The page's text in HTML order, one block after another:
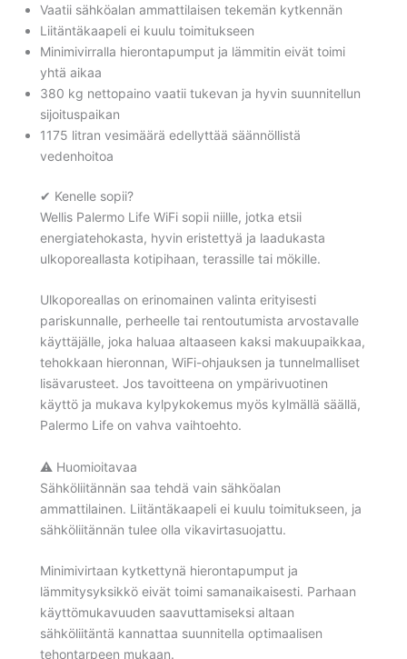
Vaatii sähköalan ammattilaisen tekemän kytkennän
Liitäntäkaapeli ei kuulu toimitukseen
Minimivirralla hierontapumput ja lämmitin eivät toimi
yhtä aikaa
380 kg nettopaino vaatii tukevan ja hyvin suunnitellun
sijoituspaikan
1175 litran vesimäärä edellyttää säännöllistä
vedenhoitoa
✔ Kenelle sopii?
Wellis Palermo Life WiFi sopii niille, jotka etsii
energiatehokasta, hyvin eristettyä ja laadukasta
ulkoporeallasta kotipihaan, terassille tai mökille.
Ulkoporeallas on erinomainen valinta erityisesti
pariskunnalle, perheelle tai rentoutumista arvostavalle
käyttäjälle, joka haluaa altaaseen kaksi makuupaikkaa,
tehokkaan hieronnan, WiFi-ohjauksen ja tunnelmalliset
lisävarusteet. Jos tavoitteena on ympärivuotinen
käyttö ja mukava kylpykokemus myös kylmällä säällä,
Palermo Life on vahva vaihtoehto.
⚠️ Huomioitavaa
Sähköliitännän saa tehdä vain sähköalan
ammattilainen. Liitäntäkaapeli ei kuulu toimitukseen, ja
sähköliitännän tulee olla vikavirtasuojattu.
Minimivirtaan kytkettynä hierontapumput ja
lämmitysyksikkö eivät toimi samanaikaisesti. Parhaan
käyttömukavuuden saavuttamiseksi altaan
sähköliitäntä kannattaa suunnitella optimaalisen
tehontarpeen mukaan.